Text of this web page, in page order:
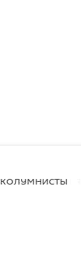
КОЛУМНИСТЫ